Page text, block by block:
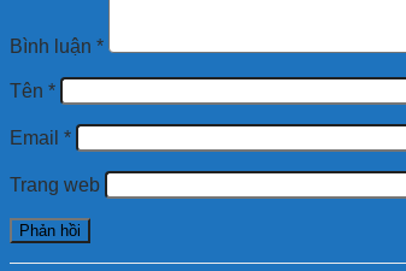
Bình luận *
Tên *
Email *
Trang web